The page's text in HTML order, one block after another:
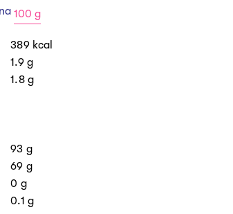
100 g
100
389 kcal
1.9 g
1.8 g
93 g
69 g
0 g
0.1 g